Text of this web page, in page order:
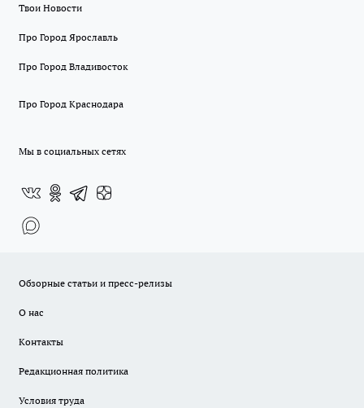
Твои Новости
Про Город Ярославль
Про Город Владивосток
Про Город Краснодара
Мы в социальных сетях
Обзорные статьи и пресс-релизы
О нас
Контакты
Редакционная политика
Условия труда